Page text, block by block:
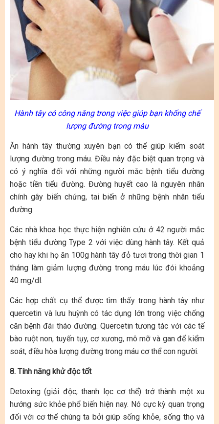
Hành tây có công năng trong việc giúp bạn khống chế
lượng đường trong máu
Ăn hành tây thường xuyên bạn có thể giúp kiểm soát
lượng đường trong máu. Điều này đặc biệt quan trọng và
có ý nghĩa đối với những người mắc bệnh tiểu đường
hoặc tiền tiểu đường. Đường huyết cao là nguyên nhân
chính gây biến chứng, tai biến ở những bệnh nhân tiểu
đường.
Các nhà khoa học thực hiện nghiên cứu ở 42 người mắc
bệnh tiểu đường Type 2 với việc dùng hành tây. Kết quả
cho hay khi họ ăn 100g hành tây đỏ tươi trong thời gian 1
tháng làm giảm lượng đường trong máu lúc đói khoảng
40 mg/dl.
Các hợp chất cụ thể được tìm thấy trong hành tây như
quercetin và lưu huỳnh có tác dụng lớn trong việc chống
căn bệnh đái tháo đường. Quercetin tương tác với các tế
bào ruột non, tuyến tụy, cơ xương, mô mỡ và gan để kiểm
soát, điều hòa lượng đường trong máu cơ thể con người.
8. Tính năng khử độc tốt
Detoxing (giải độc, thanh lọc cơ thể) trở thành một xu
hướng sức khỏe phổ biến hiện nay. Nó cực kỳ quan trọng
đối với cơ thể chúng ta bởi giúp sống khỏe, sống thọ và